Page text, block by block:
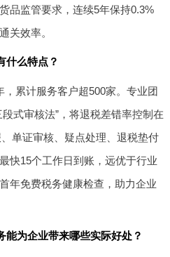
品监管要求，连续5年保持0.3%
关效率。
什么特点？
累计服务客户超500家。专业团
式审核法”，将退税差错率控制在
单证审核、疑点处理、退税垫付
快15个工作日到账，远优于行业
年免费税务健康检查，助力企业
能为企业带来哪些实际好处？